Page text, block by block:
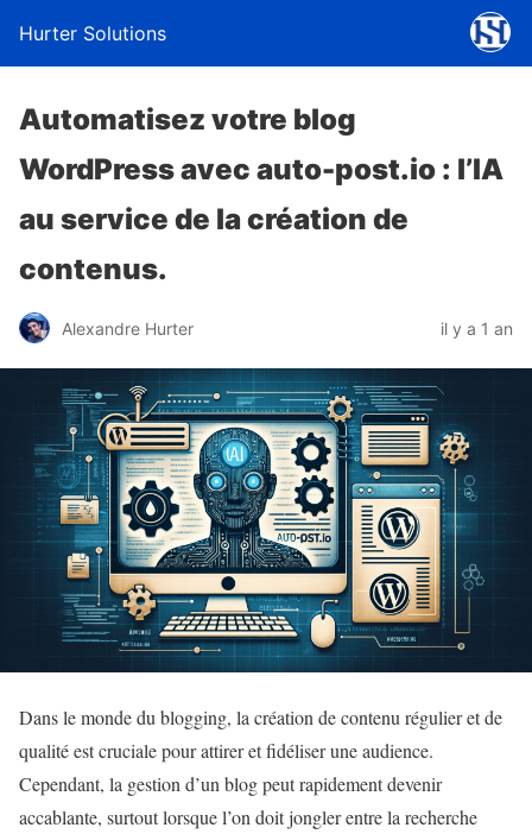
Hurter Solutions
Automatisez votre blog
WordPress avec auto-post.io : l’IA
au service de la création de
contenus.
Alexandre Hurter il y a 1 an
Dans le monde du blogging, la création de contenu régulier et de
qualité est cruciale pour attirer et fidéliser une audience.
Cependant, la gestion d’un blog peut rapidement devenir
accablante, surtout lorsque l’on doit jongler entre la recherche